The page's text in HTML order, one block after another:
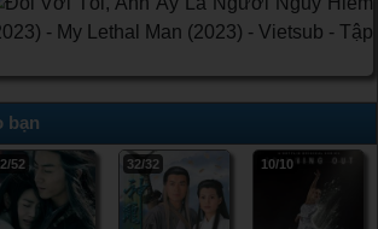
bạn
52 32/32 10/10